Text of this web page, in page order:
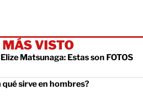
MÁS VISTO
Matsunaga: Estas son FOTOS
qué sirve en hombres?